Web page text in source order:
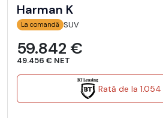
Harman K
La comandă SUV
59.842 €
49.456 € NET
Rată de la